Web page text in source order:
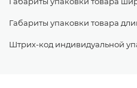
Габариты упаковки товара
Штрих-код индивидуальной